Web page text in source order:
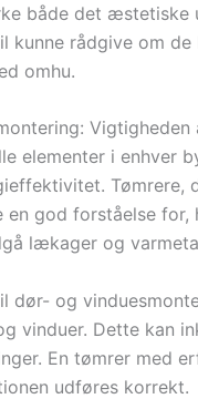
både det
kunne rådgive om
omhu.
elementer i enhver
Tømrere,
en god forståelse
lækager og
dør- og
vinduer. Dette kan
En tømrer med
udføres korrekt.